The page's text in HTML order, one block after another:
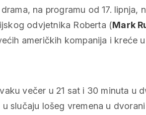
na programu od 17. lipnja,
odvjetnika Roberta (Mark
američkih kompanija i kreće
večer u 21 sat i 30 minuta u
slučaju lošeg vremena u